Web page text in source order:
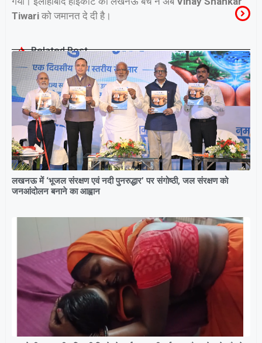
Tiwari को जमानत दे दी है।
Related Post
लखनऊ में ‘भूजल संरक्षण एवं नदी पुनरुद्धार’ पर संगोष्ठी, जल संरक्षण को
जनआंदोलन बनाने का आह्वान